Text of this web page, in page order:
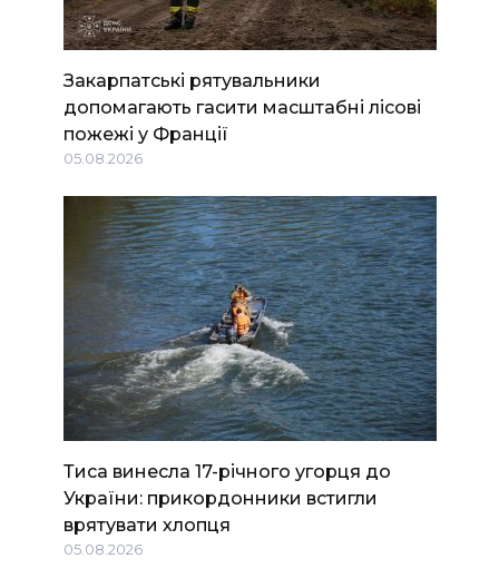
Закарпатські рятувальники
допомагають гасити масштабні лісові
пожежі у Франції
05.08.2026
Тиса винесла 17-річного угорця до
України: прикордонники встигли
врятувати хлопця
05.08.2026